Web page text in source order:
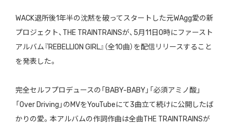
WACK退所後1年半の沈黙を破ってスタートした元WAgg愛の新
プロジェクト、THE TRAINTRAINSが、5月11日0時にファースト
アルバム『REBELLION GIRL』（全10曲）を配信リリースすること
を発表した。
完全セルフプロデュースの「BABY-BABY」「必須アミノ酸」
「Over Driving」のMVをYouTubeにて3曲立て続けに公開したば
かりの愛。本アルバムの作詞作曲は全曲THE TRAINTRAINSが